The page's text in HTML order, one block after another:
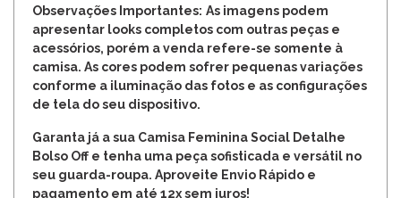
Observações Importantes: As imagens podem
apresentar looks completos com outras peças e
acessórios, porém a venda refere-se somente à
camisa. As cores podem sofrer pequenas variações
conforme a iluminação das fotos e as configurações
de tela do seu dispositivo.
Garanta já a sua Camisa Feminina Social Detalhe
Bolso Off e tenha uma peça sofisticada e versátil no
seu guarda-roupa. Aproveite Envio Rápido e
pagamento em até 12x sem juros!